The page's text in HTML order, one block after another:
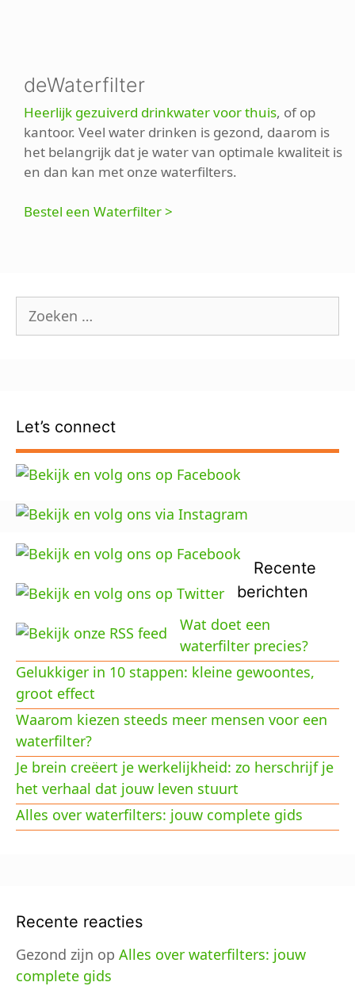
deWaterfilter
Heerlijk gezuiverd drinkwater voor thuis, of op
kantoor. Veel water drinken is gezond, daarom is
het belangrijk dat je water van optimale kwaliteit is
en dan kan met onze waterfilters.
Bestel een Waterfilter >
Zoek
naar:
Let’s connect
Recente
berichten
Wat doet een
waterfilter precies?
Gelukkiger in 10 stappen: kleine gewoontes,
groot effect
Waarom kiezen steeds meer mensen voor een
waterfilter?
Je brein creëert je werkelijkheid: zo herschrijf je
het verhaal dat jouw leven stuurt
Alles over waterfilters: jouw complete gids
Recente reacties
Gezond zijn op Alles over waterfilters: jouw
complete gids